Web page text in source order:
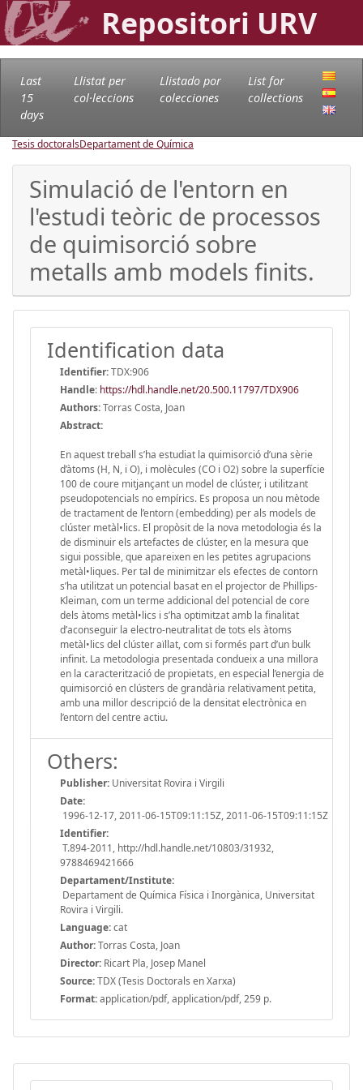
Repositori URV
Last
15
days
Llistat per
col·leccions
Llistado por
colecciones
List for
collections
Tesis doctoralsDepartament de Química
Simulació de l'entorn en
l'estudi teòric de processos
de quimisorció sobre
metalls amb models finits.
Identification data
Identifier:TDX:906
Handle: https://hdl.handle.net/20.500.11797/TDX906
Authors:Torras Costa, Joan
Abstract:
En aquest treball s’ha estudiat la quimisorció d’una sèrie
d’àtoms (H, N, i O), i molècules (CO i O2) sobre la superfície
100 de coure mitjançant un model de clúster, i utilitzant
pseudopotencials no empírics. Es proposa un nou mètode
de tractament de l’entorn (embedding) per als models de
clúster metàl•lics. El propòsit de la nova metodologia és la
de disminuir els artefactes de clúster, en la mesura que
sigui possible, que apareixen en les petites agrupacions
metàl•liques. Per tal de minimitzar els efectes de contorn
s’ha utilitzat un potencial basat en el projector de Phillips-
Kleiman, com un terme addicional del potencial de core
dels àtoms metàl•lics i s’ha optimitzat amb la finalitat
d’aconseguir la electro-neutralitat de tots els àtoms
metàl•lics del clúster aïllat, com si formés part d’un bulk
infinit. La metodologia presentada condueix a una millora
en la caracterització de propietats, en especial l’energia de
quimisorció en clústers de grandària relativament petita,
amb una millor descripció de la densitat electrònica en
l’entorn del centre actiu.
Others:
Publisher: Universitat Rovira i Virgili
Date:
1996-12-17, 2011-06-15T09:11:15Z, 2011-06-15T09:11:15Z
Identifier:
T.894-2011, http://hdl.handle.net/10803/31932,
9788469421666
Departament/Institute:
Departament de Química Física i Inorgànica, Universitat
Rovira i Virgili.
Language:cat
Author:Torras Costa, Joan
Director: Ricart Pla, Josep Manel
Source:TDX (Tesis Doctorals en Xarxa)
Format:application/pdf, application/pdf, 259 p.